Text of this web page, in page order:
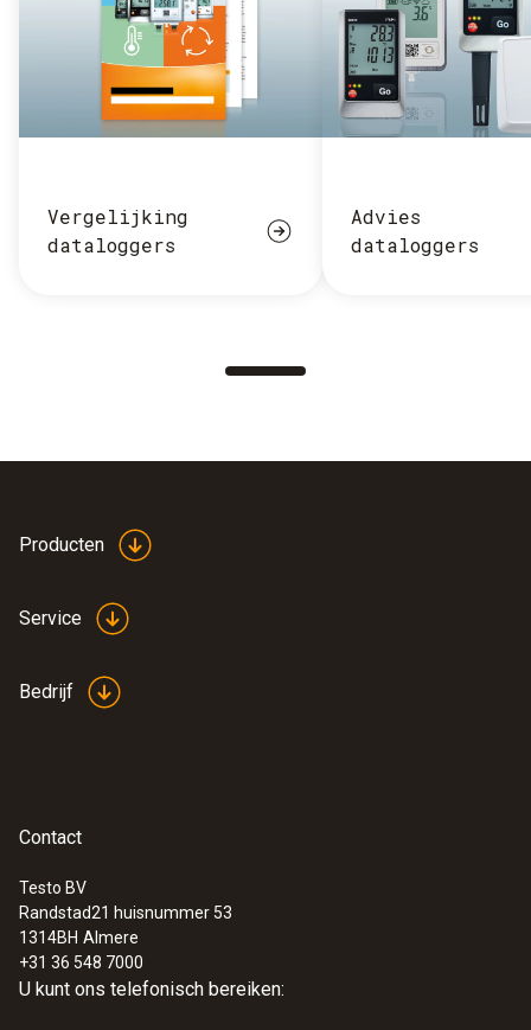
Vergelijking
dataloggers
Advies
dataloggers
Producten
Service
Bedrijf
Contact
Testo BV
Randstad21 huisnummer 53
1314BH Almere
+31 36 548 7000
U kunt ons telefonisch bereiken: